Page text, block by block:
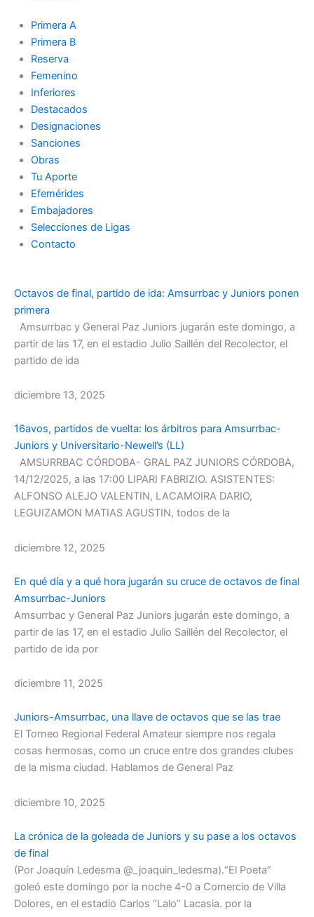
Primera A
Primera B
Reserva
Femenino
Inferiores
Destacados
Designaciones
Sanciones
Obras
Tu Aporte
Efemérides
Embajadores
Selecciones de Ligas
Contacto
Octavos de final, partido de ida: Amsurrbac y Juniors ponen
primera
Amsurrbac y General Paz Juniors jugarán este domingo, a
partir de las 17, en el estadio Julio Saillén del Recolector, el
partido de ida
diciembre 13, 2025
16avos, partidos de vuelta: los árbitros para Amsurrbac-
Juniors y Universitario-Newell’s (LL)
AMSURRBAC CÓRDOBA- GRAL PAZ JUNIORS CÓRDOBA,
14/12/2025, a las 17:00 LIPARI FABRIZIO. ASISTENTES:
ALFONSO ALEJO VALENTIN, LACAMOIRA DARIO,
LEGUIZAMON MATIAS AGUSTIN, todos de la
diciembre 12, 2025
En qué día y a qué hora jugarán su cruce de octavos de final
Amsurrbac-Juniors
Amsurrbac y General Paz Juniors jugarán este domingo, a
partir de las 17, en el estadio Julio Saillén del Recolector, el
partido de ida por
diciembre 11, 2025
Juniors-Amsurrbac, una llave de octavos que se las trae
El Torneo Regional Federal Amateur siempre nos regala
cosas hermosas, como un cruce entre dos grandes clubes
de la misma ciudad. Hablamos de General Paz
diciembre 10, 2025
La crónica de la goleada de Juniors y su pase a los octavos
de final
(Por Joaquín Ledesma @_joaquin_ledesma).“El Poeta”
goleó este domingo por la noche 4-0 a Comercio de Villa
Dolores, en el estadio Carlos “Lalo” Lacasia. por la